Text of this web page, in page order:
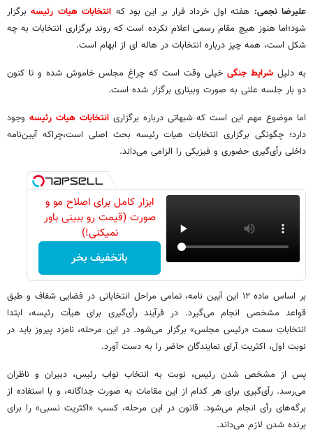
علیرضا نجمی: هفته اول خرداد قرار بر این بود که انتخابات هیات رئیسهبرگزار
شود؛اما هنوز هیچ مقام رسمی اعلام نکرده است که روند برگزاری انتخابات به چه
شکل است، همه چیز درباره انتخابات در هاله ای از ابهام است.
به دلیل شرایط جنگی خیلی وقت است که چراغ مجلس خاموش شده و تا کنون
دو بار جلسه علنی به صورت وبیناری برگزار شده است.
اما موضوع مهم این است که شبهاتی درباره برگزاریانتخابات هیات رئیسه وجود
دارد؛ چگونگی برگزاری انتخابات هیات رئیسه بحث اصلی است،چراکه آیین‌نامه
داخلی رأی‌گیری حضوری و فیزیکی را الزامی می‌داند.
ابزار کامل برای اصلاح مو و
صورت (قیمت رو ببینی باور
نمیکنی!)
باتخفیف بخر
بر اساس ماده ۱۲ این آیین نامه، تمامی مراحل انتخاباتی در فضایی شفاف و طبق
قواعد مشخصی انجام می‌گیرد. در فرآیند رأی‌گیری برای هیأت رئیسه، ابتدا
انتخاباتِ سمت «رئیس مجلس» برگزار می‌شود. در این مرحله، نامزد پیروز باید در
نوبت اول، اکثریت آرای نمایندگان حاضر را به دست آورد.
پس از مشخص شدن رئیس، نوبت به انتخاب نواب رئیس، دبیران و ناظران
می‌رسد. رأی‌گیری برای هر کدام از این مقامات به صورت جداگانه، و با استفاده از
برگه‌های رأی انجام می‌شود. قانون در این مرحله، کسب «اکثریت نسبی» را برای
برنده شدن لازم می‌داند.